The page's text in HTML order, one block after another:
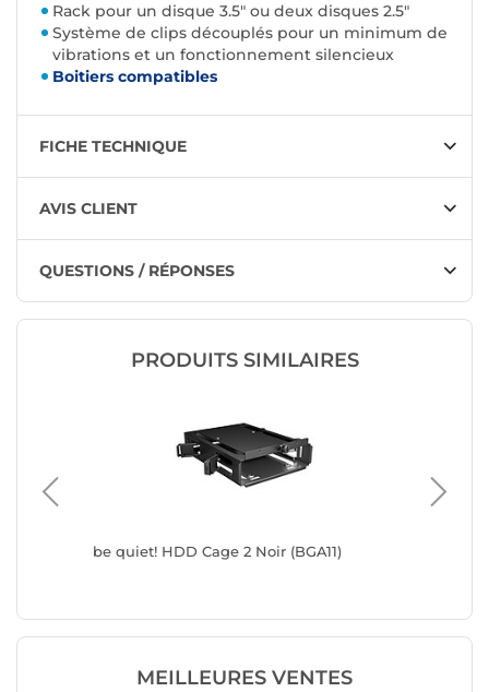
Rack pour un disque 3.5" ou deux disques 2.5"
Système de clips découplés pour un minimum de
vibrations et un fonctionnement silencieux
Boitiers compatibles
FICHE TECHNIQUE
AVIS CLIENT
QUESTIONS / RÉPONSES
PRODUITS SIMILAIRES
be quiet! HDD Cage 2 Noir (BGA11)
MEILLEURES VENTES